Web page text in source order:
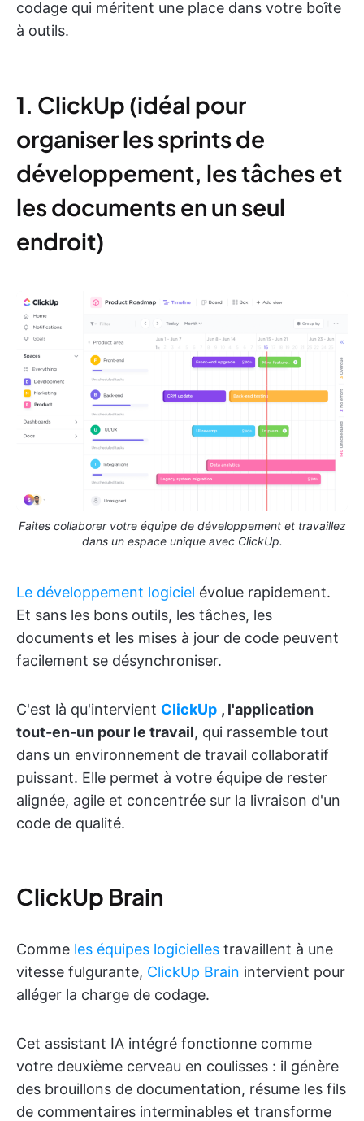
codage qui méritent une place dans votre boîte
à outils.
1. ClickUp (idéal pour
organiser les sprints de
développement, les tâches et
les documents en un seul
endroit)
Faites collaborer votre équipe de développement et travaillez
dans un espace unique avec ClickUp.
Le développement logiciel évolue rapidement.
Et sans les bons outils, les tâches, les
documents et les mises à jour de code peuvent
facilement se désynchroniser.
C'est là qu'intervient ClickUp , l'application
tout-en-un pour le travail, qui rassemble tout
dans un environnement de travail collaboratif
puissant. Elle permet à votre équipe de rester
alignée, agile et concentrée sur la livraison d'un
code de qualité.
ClickUp Brain
Comme les équipes logicielles travaillent à une
vitesse fulgurante, ClickUp Brain intervient pour
alléger la charge de codage.
Cet assistant IA intégré fonctionne comme
votre deuxième cerveau en coulisses : il génère
des brouillons de documentation, résume les fils
de commentaires interminables et transforme